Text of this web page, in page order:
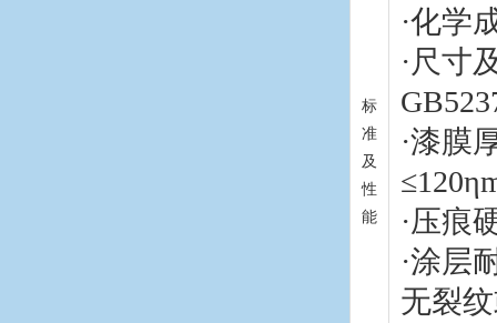
标
准
及
性
能
·化学
·尺寸
·漆膜
·压痕
·涂层
无裂